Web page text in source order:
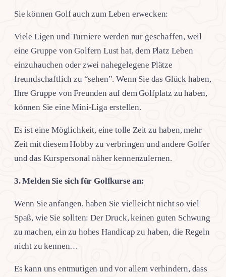
Sie können Golf auch zum Leben erwecken:
Viele Ligen und Turniere werden nur geschaffen, weil
eine Gruppe von Golfern Lust hat, dem Platz Leben
einzuhauchen oder zwei nahegelegene Plätze
freundschaftlich zu “sehen”. Wenn Sie das Glück haben,
Ihre Gruppe von Freunden auf dem Golfplatz zu haben,
können Sie eine Mini-Liga erstellen.
Es ist eine Möglichkeit, eine tolle Zeit zu haben, mehr
Zeit mit diesem Hobby zu verbringen und andere Golfer
und das Kurspersonal näher kennenzulernen.
3. Melden Sie sich für Golfkurse an:
Wenn Sie anfangen, haben Sie vielleicht nicht so viel
Spaß, wie Sie sollten: Der Druck, keinen guten Schwung
zu machen, ein zu hohes Handicap zu haben, die Regeln
nicht zu kennen…
Es kann uns entmutigen und vor allem verhindern, dass